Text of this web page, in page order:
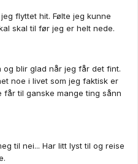
flyttet hit. Følte jeg kunne
skal til før jeg er helt nede.
blir glad når jeg får det fint.
noe i livet som jeg faktisk er
får til ganske mange ting sånn
til nei... Har litt lyst til og reise